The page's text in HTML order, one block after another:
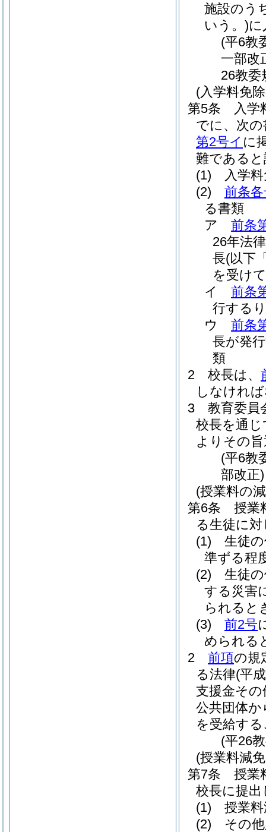
施設のう
いう。)
(平6教
一部改
26教委
(入学料免
第5条
入学
でに、次
第2号イ に
難である
(1)
入学
(2)
前条
る書類
ア
前条
26年法
長(以下
を受け
イ
前条
行する
ウ
前条
長が発
類
2
校長は、
しなけれ
3
教育委員
校長を通じ
よりその
(平6教
部改正)
(授業料の
第6条
授業
る生徒に
(1)
生徒
準ずる程
(2)
生徒
する災害
られると
(3)
前2号
められる
2
前項の規
る法律(平
支援金そ
公共団体
を受給す
(平26
(授業料減
第7条
授業
校長に提
(1)
授業
(2)
その